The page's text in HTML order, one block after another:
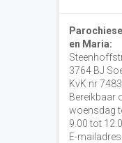
en Maria:
3764 BJ
KvK nr
Bereikbaar
woensdag
9.00 tot
E-mailadres: